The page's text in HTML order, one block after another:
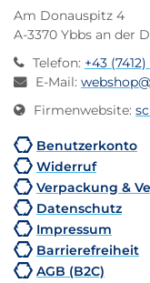
Am Donauspitz 4
A-3370 Ybbs an der
Telefon: +43
E-Mail:
Firmenwebsite:
Benutzerkonto
Widerruf
Verpackung &
Datenschutz
Impressum
Barrierefreiheit
AGB (B2C)